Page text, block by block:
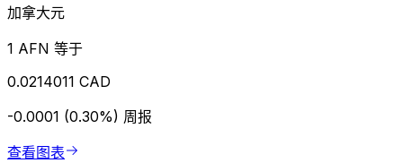
加拿大元
1 AFN 等于
0.0214011 CAD
-0.0001 (0.30%) 周报
查看图表